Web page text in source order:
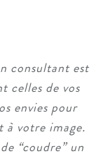
consultant est
celles de vos
envies pour
à votre image.
“coudre” un